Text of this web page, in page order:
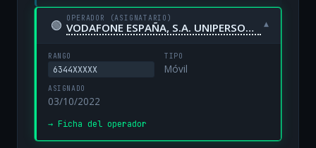
🟢 OPERADOR (ASIGNATARIO)
VODAFONE ESPAÑA, S.A. UNIPERSONAL ▾
RANGO
6344XXXXX
TIPO
Móvil
ASIGNADO
03/10/2022
→ Ficha del operador